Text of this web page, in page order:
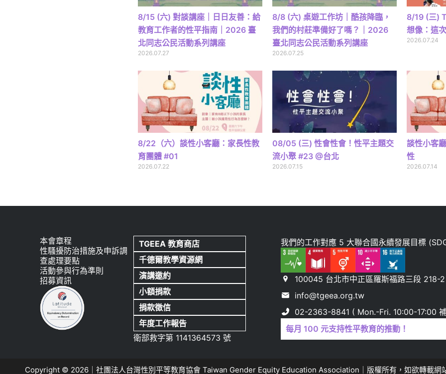
8/15 (六) 對談講座｜日日友善：給
教育工作者的性平指南｜2026 臺
北同志公民活動系列講座
2026.07.27
8/8 (六) 桌遊工作坊｜酷孩降臨，
我們的村莊準備好了嗎？｜2026
臺北同志公民活動系列講座
2026.07.25
8/19 (三)
想像：這
2026.07.24
8/22（六）談性小客廳：家長性教
育團體 #01
2026.07.22
08/05 (三) 性會性會！性平主題交
流小聚 #23 @台北
2026.07.15
談性小客
性
2026.07.14
本會章程
性騷擾防治措施及申訴調
查處理要點
活動參與行為準則
招募資訊
TGEEA 教育商店
千德爾教學資源網
演講邀約
小額捐款
捐款徵信
年度工作報告
衛部救字第 1141364573 號
我們的工作對應 5 大聯合國永續發展目標
100045 台北市中正區羅斯福路三段 218-
info@tgeea.org.tw
02-2363-8841 ( Mon.-Fri. 10:00-17:00
每月 100 元支持性平教育的推動！
Copyright © 2026｜社團法人台灣性別平等教育協會 Taiwan Gender Equity Education Association｜版權所有，如欲轉載網